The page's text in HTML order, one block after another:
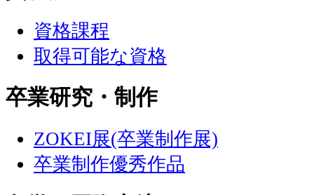
資格課程
取得可能な資格
卒業研究・制作
ZOKEI展(卒業制作展)
卒業制作優秀作品